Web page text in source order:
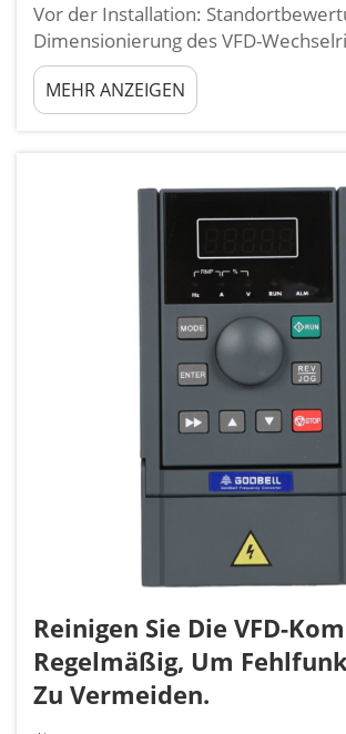
Vor der Installation:
Dimensionierung des VFD-
Bewertung der Lastprofile, der
der Einsatzzyklen der
gründliche Standortbewertung
MEHR ANZEIGEN
Reinigen Sie Die VFD-
Regelmäßig, Um
Zu Vermeiden.